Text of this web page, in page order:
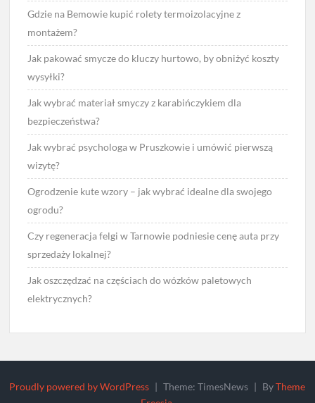
Gdzie na Bemowie kupić rolety termoizolacyjne z
montażem?
Jak pakować smycze do kluczy hurtowo, by obniżyć koszty
wysyłki?
Jak wybrać materiał smyczy z karabińczykiem dla
bezpieczeństwa?
Jak wybrać psychologa w Pruszkowie i umówić pierwszą
wizytę?
Ogrodzenie kute wzory – jak wybrać idealne dla swojego
ogrodu?
Czy regeneracja felgi w Tarnowie podniesie cenę auta przy
sprzedaży lokalnej?
Jak oszczędzać na częściach do wózków paletowych
elektrycznych?
Proudly powered by WordPress | Theme: TimesNews | ByTheme